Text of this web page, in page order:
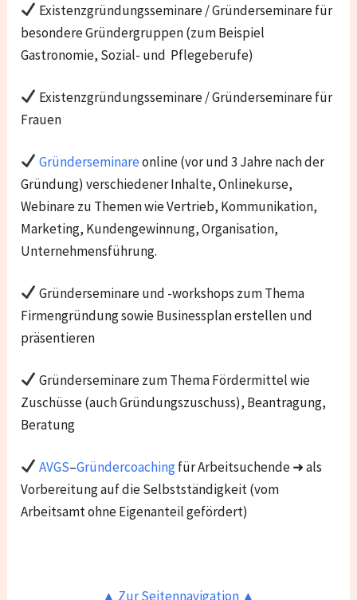
Existenzgründungsseminare / Gründerseminare für
besondere Gründergruppen (zum Beispiel
Gastronomie, Sozial- und Pflegeberufe)
Existenzgründungsseminare / Gründerseminare für
Frauen
Gründerseminareonline (vor und 3 Jahre nach der
Gründung) verschiedener Inhalte, Onlinekurse,
Webinare zu Themen wie Vertrieb, Kommunikation,
Marketing, Kundengewinnung, Organisation,
Unternehmensführung.
Gründerseminare und -workshops zum Thema
Firmengründung sowie Businessplan erstellen und
präsentieren
Gründerseminare zum Thema Fördermittel wie
Zuschüsse (auch Gründungszuschuss), Beantragung,
Beratung
AVGS–Gründercoachingfür Arbeitsuchende ➜ als
Vorbereitung auf die Selbstständigkeit (vom
Arbeitsamt ohne Eigenanteil gefördert)
▲ Zur Seitennavigation ▲